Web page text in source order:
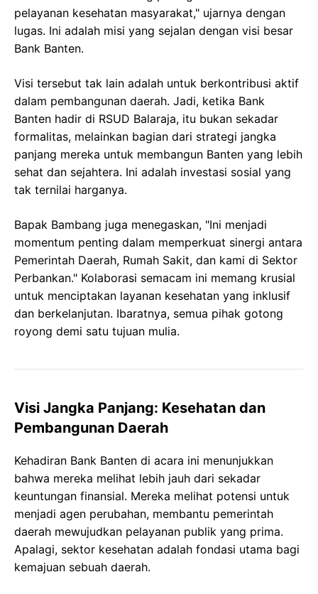
pelayanan kesehatan masyarakat," ujarnya dengan
lugas. Ini adalah misi yang sejalan dengan visi besar
Bank Banten.
Visi tersebut tak lain adalah untuk berkontribusi aktif
dalam pembangunan daerah. Jadi, ketika Bank
Banten hadir di RSUD Balaraja, itu bukan sekadar
formalitas, melainkan bagian dari strategi jangka
panjang mereka untuk membangun Banten yang lebih
sehat dan sejahtera. Ini adalah investasi sosial yang
tak ternilai harganya.
Bapak Bambang juga menegaskan, "Ini menjadi
momentum penting dalam memperkuat sinergi antara
Pemerintah Daerah, Rumah Sakit, dan kami di Sektor
Perbankan." Kolaborasi semacam ini memang krusial
untuk menciptakan layanan kesehatan yang inklusif
dan berkelanjutan. Ibaratnya, semua pihak gotong
royong demi satu tujuan mulia.
Visi Jangka Panjang: Kesehatan dan
Pembangunan Daerah
Kehadiran Bank Banten di acara ini menunjukkan
bahwa mereka melihat lebih jauh dari sekadar
keuntungan finansial. Mereka melihat potensi untuk
menjadi agen perubahan, membantu pemerintah
daerah mewujudkan pelayanan publik yang prima.
Apalagi, sektor kesehatan adalah fondasi utama bagi
kemajuan sebuah daerah.